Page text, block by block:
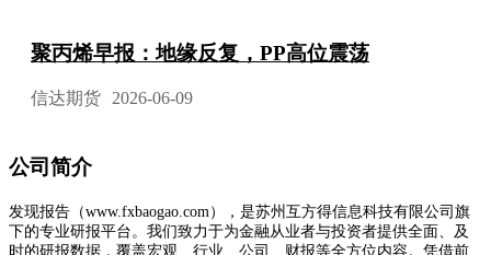
聚丙烯早报：地缘反复，PP高位震荡
信达期货 2026-06-09
公司简介
发现报告（www.fxbaogao.com），是苏州互方得信息科技有限公司旗
下的专业研报平台。我们致力于为金融从业者与投资者提供全面、及
时的研报数据，覆盖宏观、行业、公司、财报等全方位内容。凭借前